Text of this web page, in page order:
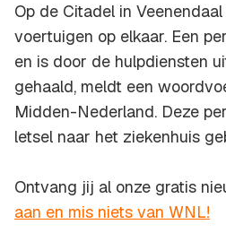
Op de Citadel in
voertuigen op elkaar. Een
en is door de hulpdiensten
gehaald, meldt een
Midden-Nederland. Deze
letsel naar het ziekenhuis
Ontvang jij al onze gratis
aan en mis niets van WNL!